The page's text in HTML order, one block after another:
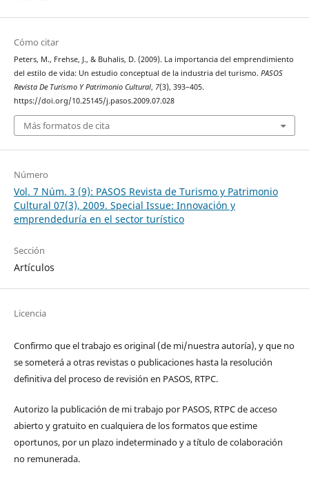
Cómo citar
Peters, M., Frehse, J., & Buhalis, D. (2009). La importancia del emprendimiento
del estilo de vida: Un estudio conceptual de la industria del turismo. PASOS
Revista De Turismo Y Patrimonio Cultural, 7(3), 393–405.
https://doi.org/10.25145/j.pasos.2009.07.028
Más formatos de cita
Número
Vol. 7 Núm. 3 (9): PASOS Revista de Turismo y Patrimonio
Cultural 07(3), 2009. Special Issue: Innovación y
emprendeduría en el sector turístico
Sección
Artículos
Licencia
Confirmo que el trabajo es original (de mi/nuestra autoría), y que no
se someterá a otras revistas o publicaciones hasta la resolución
definitiva del proceso de revisión en PASOS, RTPC.
Autorizo la publicación de mi trabajo por PASOS, RTPC de acceso
abierto y gratuito en cualquiera de los formatos que estime
oportunos, por un plazo indeterminado y a título de colaboración
no remunerada.